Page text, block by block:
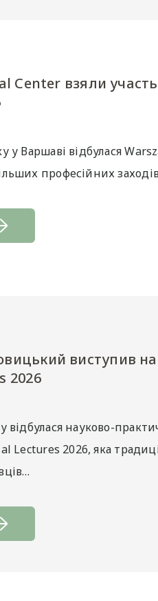
Center взяли
у Варшаві відбулася
професійних
виступив
2026
відбулася науково-
Lectures 2026, яка